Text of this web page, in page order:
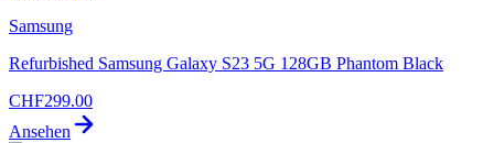
Samsung
Refurbished Samsung Galaxy S23 5G 128GB Phantom Black
CHF299.00
Ansehen